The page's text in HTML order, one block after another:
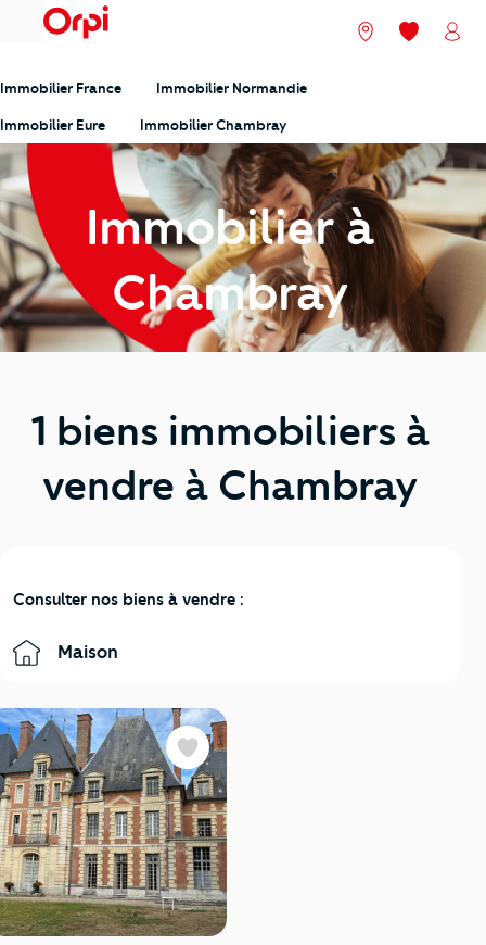
menu Nos agences
Mes
Immobilier France Immobilier Normandie
Immobilier Eure Immobilier Chambray
Immobilier à
Chambray
1 biens immobiliers à
vendre à Chambray
Consulter nos biens à vendre :
Maison
Favoris